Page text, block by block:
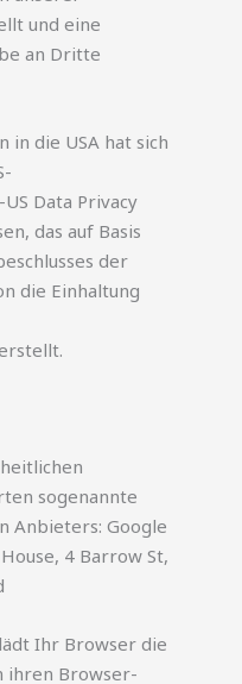
und eine
an Dritte
in die USA hat sich
Data Privacy
das auf Basis
der
die Einhaltung
sogenannte
Anbieters: Google
4 Barrow St,
Ihr Browser die
ihren Browser-